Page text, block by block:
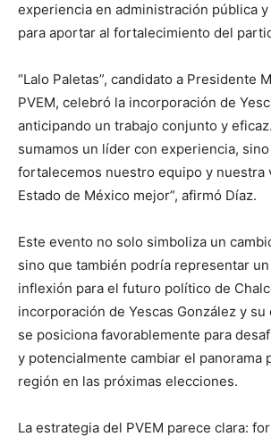
experiencia en administración pública y
para aportar al fortalecimiento del
“Lalo Paletas”, candidato a Presidente
PVEM, celebró la incorporación de
anticipando un trabajo conjunto y
sumamos un líder con experiencia,
fortalecemos nuestro equipo y nuestra
Estado de México mejor”, afirmó Díaz.
Este evento no solo simboliza un
sino que también podría representar
inflexión para el futuro político de
incorporación de Yescas González y su
se posiciona favorablemente para
y potencialmente cambiar el panorama
región en las próximas elecciones.
La estrategia del PVEM parece clara: